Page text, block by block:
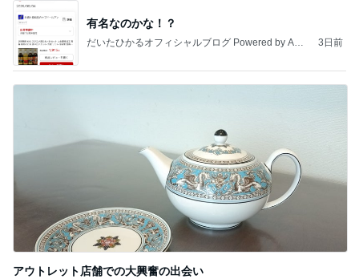
有名なのかな！？
だいたひかるオフィシャルブログ Powered by Ame
3日前
アウトレット店舗での大興奮の出会い